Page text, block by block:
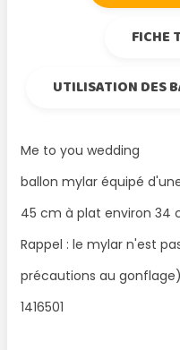
FICHE
UTILISATION DES
Me to you wedding
ballon mylar équipé
45 cm à plat environ 34
Rappel : le mylar n'est
précautions au gonflage)
1416501